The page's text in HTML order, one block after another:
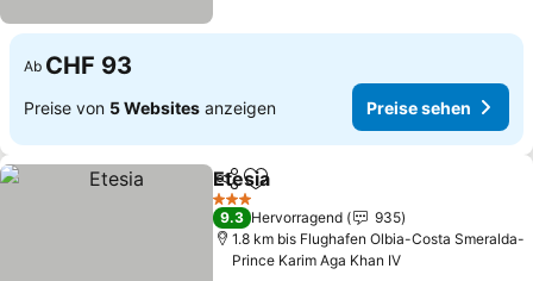
Ab CHF 93
Preise von 5 Websites anzeigen Preise sehen
TeilenZu Favoriten hinzufügen
Etesia
3 Sterne
9.3 Hervorragend
935
1.8 km bis Flughafen Olbia-Costa Smeralda-
Prince Karim Aga Khan IV